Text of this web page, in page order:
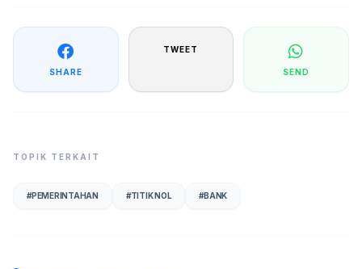
SHARE
TWEET
SEND
TOPIK TERKAIT
#PEMERINTAHAN #TITIK NOL #BANK